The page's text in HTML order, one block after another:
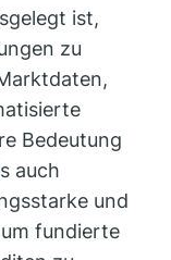
ist,
zu
Bedeutung
auch
und
fundierte